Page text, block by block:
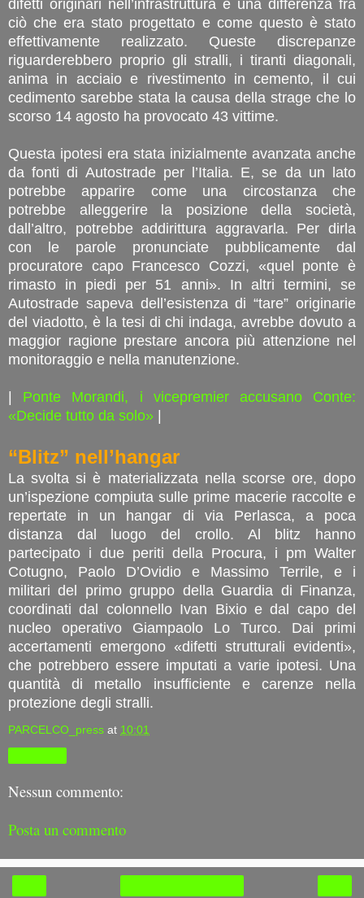
difetti originari nell’infrastruttura e una differenza fra
ciò che era stato progettato e come questo è stato
effettivamente realizzato. Queste discrepanze
riguarderebbero proprio gli stralli, i tiranti diagonali,
anima in acciaio e rivestimento in cemento, il cui
cedimento sarebbe stata la causa della strage che lo
scorso 14 agosto ha provocato 43 vittime.
Questa ipotesi era stata inizialmente avanzata anche
da fonti di Autostrade per l’Italia. E, se da un lato
potrebbe apparire come una circostanza che
potrebbe alleggerire la posizione della società,
dall’altro, potrebbe addirittura aggravarla. Per dirla
con le parole pronunciate pubblicamente dal
procuratore capo Francesco Cozzi, «quel ponte è
rimasto in piedi per 51 anni». In altri termini, se
Autostrade sapeva dell’esistenza di “tare” originarie
del viadotto, è la tesi di chi indaga, avrebbe dovuto a
maggior ragione prestare ancora più attenzione nel
monitoraggio e nella manutenzione.
| Ponte Morandi, i vicepremier accusano Conte:
«Decide tutto da solo» |
“Blitz” nell’hangar
La svolta si è materializzata nella scorse ore, dopo
un’ispezione compiuta sulle prime macerie raccolte e
repertate in un hangar di via Perlasca, a poca
distanza dal luogo del crollo. Al blitz hanno
partecipato i due periti della Procura, i pm Walter
Cotugno, Paolo D’Ovidio e Massimo Terrile, e i
militari del primo gruppo della Guardia di Finanza,
coordinati dal colonnello Ivan Bixio e dal capo del
nucleo operativo Giampaolo Lo Turco. Dai primi
accertamenti emergono «difetti strutturali evidenti»,
che potrebbero essere imputati a varie ipotesi. Una
quantità di metallo insufficiente e carenze nella
protezione degli stralli.
PARCELCO_press at 10:01
Nessun commento:
Posta un commento